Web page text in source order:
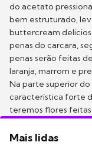
do acetato
bem estruturado,
buttercream
penas do carcara,
penas serão feitas
laranja, marrom e
Na parte superior
característica forte
teremos flores
Mais lidas